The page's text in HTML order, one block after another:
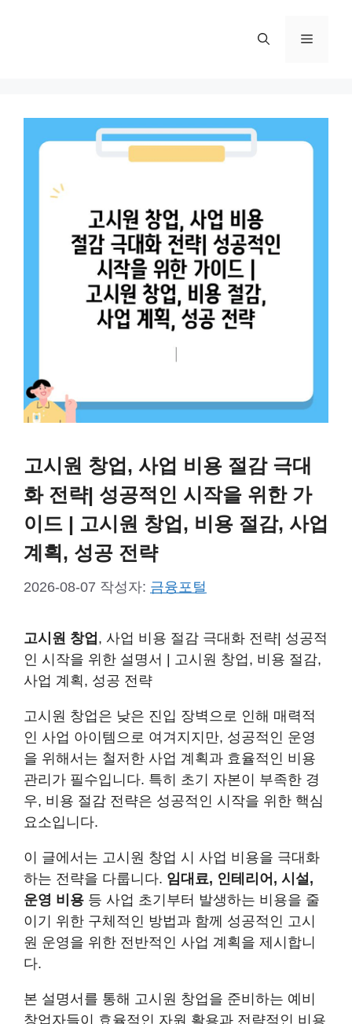
메
고시원 창업, 사업 비용 절감 극대
화 전략| 성공적인 시작을 위한 가
이드 | 고시원 창업, 비용 절감, 사업
계획, 성공 전략
2026-08-07 작성자: 금융포털
고시원 창업 , 사업 비용 절감 극대화 전략| 성공적
인 시작을 위한 설명서 | 고시원 창업, 비용 절감,
사업 계획, 성공 전략
고시원 창업은 낮은 진입 장벽으로 인해 매력적
인 사업 아이템으로 여겨지지만, 성공적인 운영
을 위해서는 철저한 사업 계획과 효율적인 비용
관리가 필수입니다. 특히 초기 자본이 부족한 경
우, 비용 절감 전략은 성공적인 시작을 위한 핵심
요소입니다.
이 글에서는 고시원 창업 시 사업 비용을 극대화
하는 전략을 다룹니다. 임대료, 인테리어, 시설,
운영 비용 등 사업 초기부터 발생하는 비용을 줄
이기 위한 구체적인 방법과 함께 성공적인 고시
원 운영을 위한 전반적인 사업 계획을 제시합니
다.
본 설명서를 통해 고시원 창업을 준비하는 예비
창업자들이 효율적인 자원 활용과 전략적인 비용